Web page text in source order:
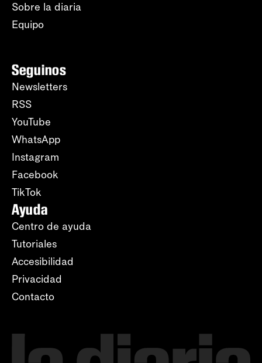
Sobre la diaria
Equipo
Seguinos
Newsletters
RSS
YouTube
WhatsApp
Instagram
Facebook
TikTok
Ayuda
Centro de ayuda
Tutoriales
Accesibilidad
Privacidad
Contacto